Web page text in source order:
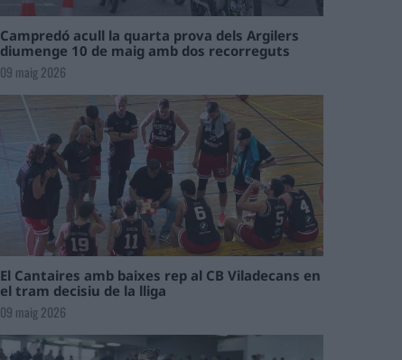
Campredó acull la quarta prova dels Argilers
diumenge 10 de maig amb dos recorreguts
09 maig 2026
El Cantaires amb baixes rep al CB Viladecans en
el tram decisiu de la lliga
09 maig 2026